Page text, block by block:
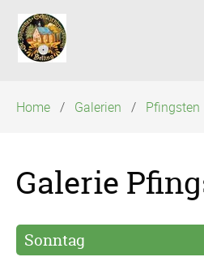
überspringen
Home Galerien Pfingsten
Galerie
Sonntag